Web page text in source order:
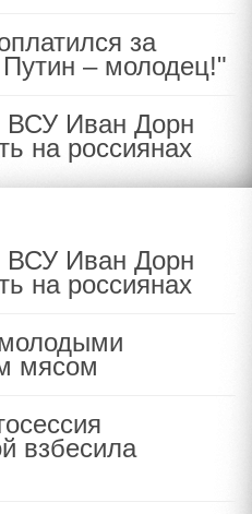
за
– молодец!"
Иван Дорн
на россиянах
Иван Дорн
на россиянах
мясом
взбесила